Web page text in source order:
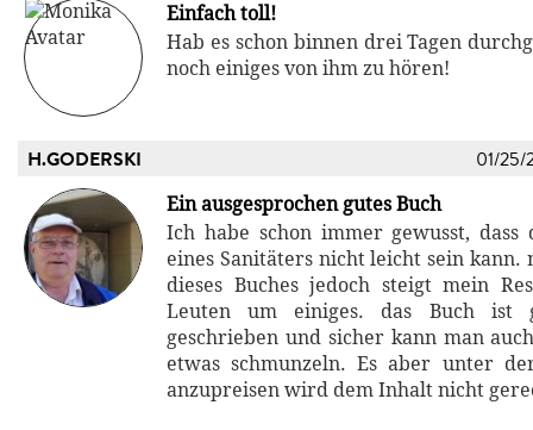
Einfach toll!
Hab es schon binnen drei Tagen
noch einiges von ihm zu hören!
H.GODERSKI 01/25/
Ein ausgesprochen gutes Buch
Ich habe schon immer gewusst, dass
eines Sanitäters nicht leicht sein kann.
dieses Buches jedoch steigt mein
Leuten um einiges. das Buch ist
geschrieben und sicher kann man
etwas schmunzeln. Es aber unter
anzupreisen wird dem Inhalt nicht